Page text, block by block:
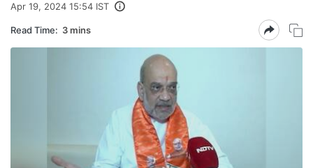
Apr 19, 2024 15:54 IST
Read Time: 3 mins